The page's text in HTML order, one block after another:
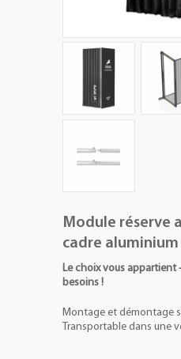
Module réserve
cadre
Le choix vous appartient
besoins !
Montage et démontage
Transportable dans une